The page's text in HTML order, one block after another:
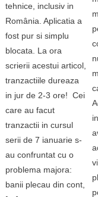
tehnice, inclusiv in
România. Aplicatia a
fost pur si simplu
blocata. La ora
scrierii acestui articol,
tranzactiile dureaza
in jur de 2-3 ore! Cei
care au facut
tranzactii in cursul
serii de 7 ianuarie s-
au confruntat cu o
problema majora:
banii plecau din cont,